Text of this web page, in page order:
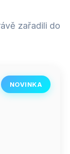
zařadili do
NOVINKA